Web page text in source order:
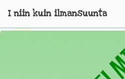
I niin kuin ilmansuunta